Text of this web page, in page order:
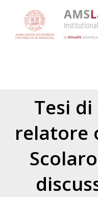
Tesi
relatore